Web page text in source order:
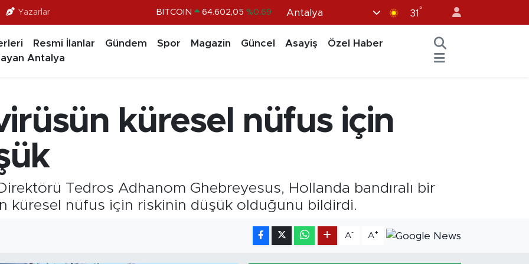
Yazarlar BITCOIN 64.602,05 %0.69
BİST100 13.768 %48
Antalya 31 °
Resmi İlanlar Gündem Spor Magazin Güncel Asayiş
Özel Haber
Antalya
küresel nüfus için
Tedros Adhanom Ghebreyesus, Hollanda bandıralı bir
küresel nüfus için riskinin düşük olduğunu bildirdi.
A- A+